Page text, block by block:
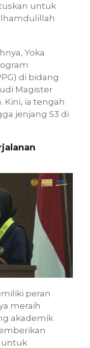
untuk
Yoka
di bidang
Magister
Kini, ia tengah
jenjang S3 di
peran
meraih
akademik
untuk